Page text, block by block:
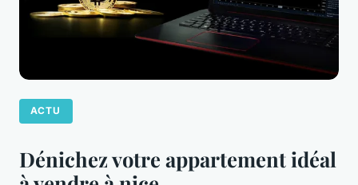
ACTU
Dénichez votre appartement idéal